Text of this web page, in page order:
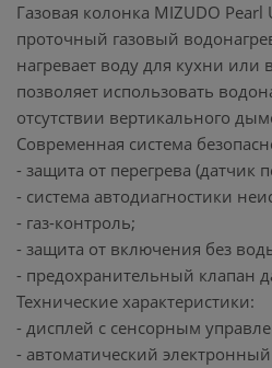
Газовая колонка MIZUDO
проточный газовый
нагревает воду для кухни
позволяет использовать
отсутствии вертикального
Современная система
- защита от перегрева (датчик
- система автодиагностики
- газ-контроль;
- защита от включения без
- предохранительный клапан
Технические характеристики:
- дисплей с сенсорным
- автоматический